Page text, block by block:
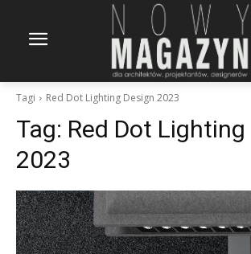
Tagi Red Dot Lighting Design 2023
Tag: Red Dot Lighting
2023